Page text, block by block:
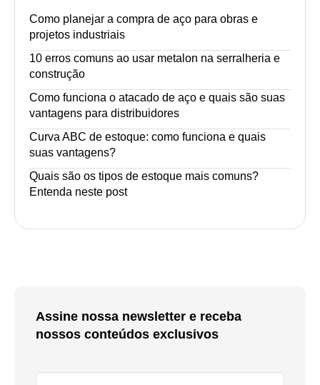
Como planejar a compra de aço para obras e
projetos industriais
10 erros comuns ao usar metalon na serralheria e
construção
Como funciona o atacado de aço e quais são suas
vantagens para distribuidores
Curva ABC de estoque: como funciona e quais
suas vantagens?
Quais são os tipos de estoque mais comuns?
Entenda neste post
Assine nossa newsletter e receba
nossos conteúdos exclusivos